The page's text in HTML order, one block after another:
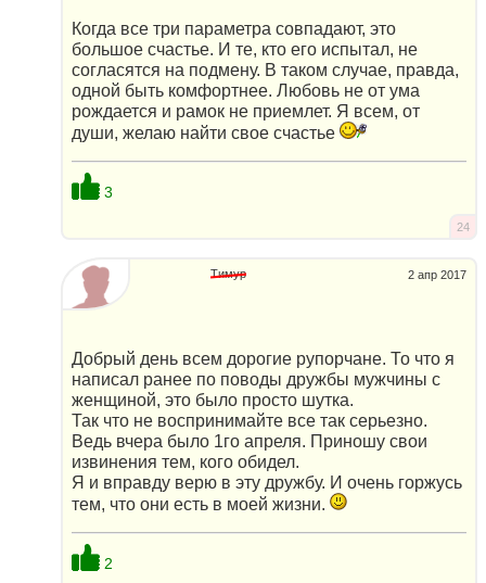
Когда все три параметра совпадают, это
большое счастье. И те, кто его испытал, не
согласятся на подмену. В таком случае, правда,
одной быть комфортнее. Любовь не от ума
рождается и рамок не приемлет. Я всем, от
души, желаю найти свое счастье
3
24
2 апр 2017
Тимур
Добрый день всем дорогие рупорчане. То что я
написал ранее по поводы дружбы мужчины с
женщиной, это было просто шутка.
Так что не воспринимайте все так серьезно.
Ведь вчера было 1го апреля. Приношу свои
извинения тем, кого обидел.
Я и вправду верю в эту дружбу. И очень горжусь
тем, что они есть в моей жизни.
2